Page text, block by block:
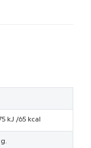
kJ /65 kcal